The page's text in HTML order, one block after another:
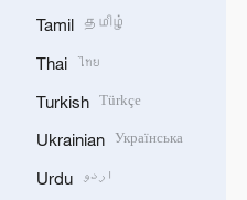
Tamil தமிழ்
Thai ไทย
Turkish Türkçe
Ukrainian Українська
Urdu اردو